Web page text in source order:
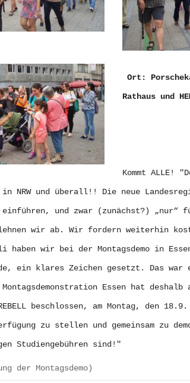
Rathaus und
Kommt ALLE!
in NRW und überall!! Die neue
einführen, und zwar (zunächst?) „nur“
wir ab. Wir fordern weiterhin
haben wir bei der Montagsdemo in
ein klares Zeichen gesetzt. Das
Essen hat
beschlossen, am Montag, den
zu stellen und gemeinsam zu
Studiengebühren sind!"
der Montagsdemo)